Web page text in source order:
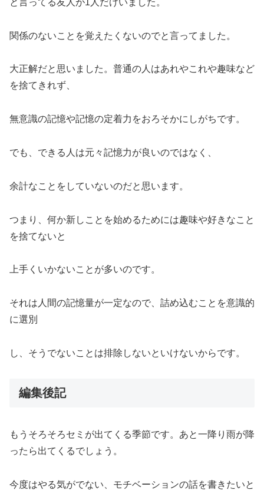
関係のないことを覚えたくないのでと言ってました。
大正解だと思いました。普通の人はあれやこれや趣味など
を捨てきれず、
無意識の記憶や記憶の定着力をおろそかにしがちです。
でも、できる人は元々記憶力が良いのではなく、
余計なことをしていないのだと思います。
つまり、何か新しことを始めるためには趣味や好きなこと
を捨てないと
上手くいかないことが多いのです。
それは人間の記憶量が一定なので、詰め込むことを意識的
に選別
し、そうでないことは排除しないといけないからです。
編集後記
もうそろそろセミが出てくる季節です。あと一降り雨が降
ったら出てくるでしょう。
今度はやる気がでない、モチベーションの話を書きたいと